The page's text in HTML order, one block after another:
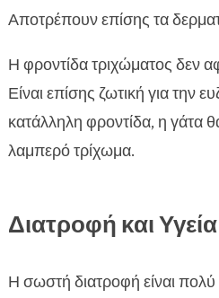
Αποτρέπουν επίσης τα
Η φροντίδα τριχώματος δεν
Είναι επίσης ζωτική για την
κατάλληλη φροντίδα, η γάτα
λαμπερό τρίχωμα.
Διατροφή και Υγεία
Η σωστή διατροφή είναι πολύ